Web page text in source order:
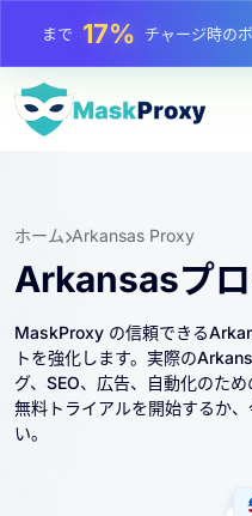
まで25%静的 IP 購
まで 81%
ホーム Arkansas Proxy
Arkansasプ
MaskProxy の信頼できる
トを強化します。実際の
グ、SEO、広告、自動化のた
無料トライアルを開始するか
い。